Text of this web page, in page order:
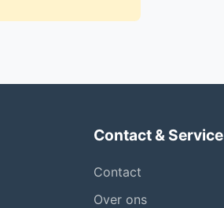
Contact & Service
Contact
Over ons